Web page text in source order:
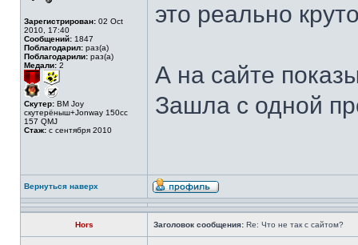
Зарегистрирован: 02 Oct
2010, 17:40
Сообщений: 1847
Поблагодарил: раз(а)
Поблагодарили: раз(а)
Медали: 2
Скутер: BM Joy
скутерёныш+Jonway 150cc
157 QMJ
Стаж: с сентября 2010
это реально
А на сайте
Зашла с одной
Вернуться наверх
Hors Заголовок сообщения: Re: Что не так с сайтом?